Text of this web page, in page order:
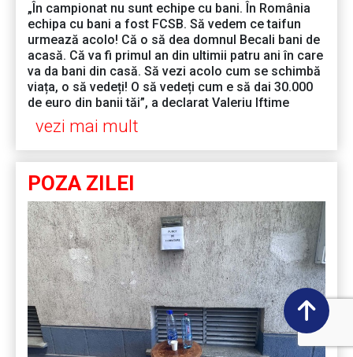
„În campionat nu sunt echipe cu bani. În România
echipa cu bani a fost FCSB. Să vedem ce taifun
urmează acolo! Că o să dea domnul Becali bani de
acasă. Că va fi primul an din ultimii patru ani în care
va da bani din casă. Să vezi acolo cum se schimbă
viața, o să vedeți! O să vedeți cum e să dai 30.000
de euro din banii tăi”, a declarat Valeriu Iftime
vezi mai mult
POZA ZILEI